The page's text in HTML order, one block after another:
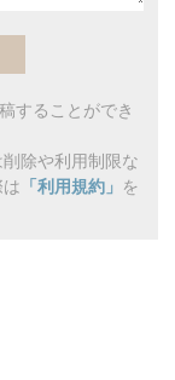
することができ
除や利用制限な
「利用規約」 を